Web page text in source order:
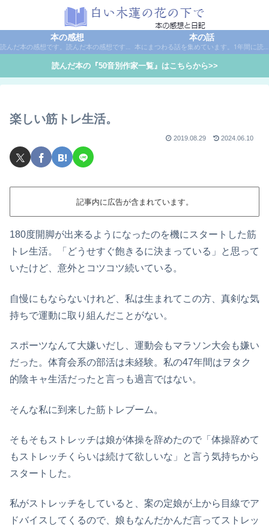
本の感想
読んだ本の感想です。読んだ本の感想です。本は作家名で50音別に分類しています。
本の話
本にまつわる話を集めています。1年間に読んだ本の総括や、本に関する話題など。
読んだ本の『50音別作家一覧』はこちらから>>
楽しい筋トレ生活。
2019.08.29 2024.06.10
記事内に広告が含まれています。
180度開脚が出来るようになったのを機にスタートした筋
トレ生活。「どうせすぐ飽きるに決まっている」と思って
いたけど、意外とコツコツ続いている。
自慢にもならないけれど、私は生まれてこの方、真剣な気
持ちで運動に取り組んだことがない。
スポーツなんて大嫌いだし、運動会もマラソン大会も嫌い
だった。体育会系の部活は未経験。私の47年間はヲタク
的陰キャ生活だったと言っも過言ではない。
そんな私に到来した筋トレブーム。
そもそもストレッチは娘が体操を辞めたので「体操辞めて
もストレッチくらいは続けて欲しいな」と言う気持ちから
スタートした。
私がストレッチをしていると、案の定娘が上から目線でア
ドバイスしてくるので、娘もなんだかんだ言ってストレッ